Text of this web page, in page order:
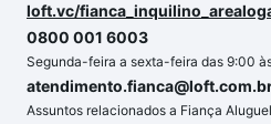
loft.vc/
0800 001 6003
Segunda-feira a sexta-feira das 9:00
Assuntos relacionados a Fiança Aluguel